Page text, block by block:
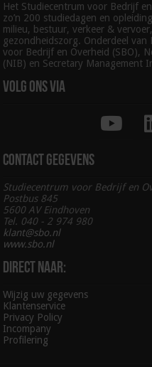
Het Studiecentrum voor Bedrijf
zo’n 200 studiedagen en
milieu, bestuur, verkeer &
gezondheidszorg. Onderdeel
voor Bedrijf en Overheid (SBO),
(NIB) en Secretary Management
Volg ons via
Contact gegevens
Studiecentrum voor Bedrijf en
Postbus 845
5600 AV Eindhoven
Tel. 040 - 2 974 980
klant@sbo.nl
www.sbo.nl
Direct naar:
Wijzig uw gegevens
Klantenservice
Privacy Policy
Incompany
Profilering